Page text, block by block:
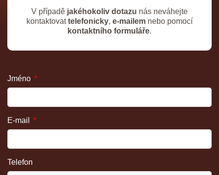
V případě jakéhokoliv dotazu nás neváhejte
kontaktovattelefonicky, e-mailem nebo pomocí
kontaktního formuláře.
Jméno
E-mail
Telefon